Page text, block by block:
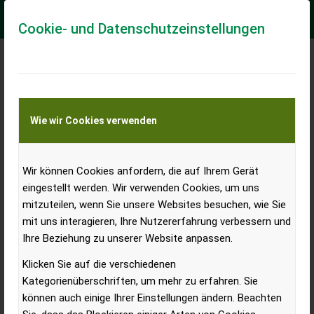
Cookie- und Datenschutzeinstellungen
Wie wir Cookies verwenden
Wir können Cookies anfordern, die auf Ihrem Gerät
eingestellt werden. Wir verwenden Cookies, um uns
mitzuteilen, wenn Sie unsere Websites besuchen, wie Sie
mit uns interagieren, Ihre Nutzererfahrung verbessern und
Ihre Beziehung zu unserer Website anpassen.
Klicken Sie auf die verschiedenen
Kategorienüberschriften, um mehr zu erfahren. Sie
können auch einige Ihrer Einstellungen ändern. Beachten
Väderstad
Sämaschine, Kurzscheibenegge, Grubber – am
Stand der Firma Hammerschmied werden gleich
drei neue Geräte von Väderstad vorgestellt.
Damit werden das 60-jährige Jubiläum von
Hammerschmied gebührend gefeiert.